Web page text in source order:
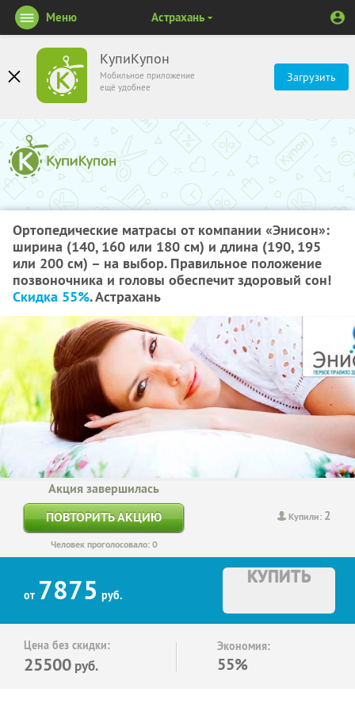
КупиКупон
Мобильное приложение
ещё удобнее
Загрузить
Меню Астрахань
Ортопедические матрасы от компании «Энисон»:
ширина (140, 160 или 180 см) и длина (190, 195
или 200 см) – на выбор. Правильное положение
позвоночника и головы обеспечит здоровый сон!
Скидка 55%. Астрахань
Купили: 2
Акция завершилась
ПОВТОРИТЬ АКЦИЮ
Человек проголосовало: 0
от 7875 руб.
КУПИТЬ
Цена без скидки:
25500 руб.
Экономия:
55%